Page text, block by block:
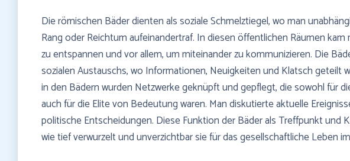
Die römischen Bäder dienten als soziale Schmelztiegel, wo man
Rang oder Reichtum aufeinandertraf. In diesen öffentlichen Räumen kam
zu entspannen und vor allem, um miteinander zu kommunizieren. Die
sozialen Austauschs, wo Informationen, Neuigkeiten und Klatsch geteilt
in den Bädern wurden Netzwerke geknüpft und gepflegt, die sowohl für
auch für die Elite von Bedeutung waren. Man diskutierte aktuelle
politische Entscheidungen. Diese Funktion der Bäder als Treffpunkt und
wie tief verwurzelt und unverzichtbar sie für das gesellschaftliche Leben